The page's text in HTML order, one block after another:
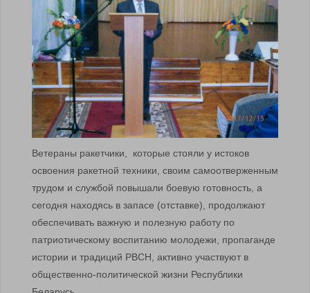
Ветераны ракетчики, которые стояли у истоков
освоения ракетной техники, своим самоотверженным
трудом и службой повышали боевую готовность, а
сегодня находясь в запасе (отставке), продолжают
обеспечивать важную и полезную работу по
патриотическому воспитанию молодежи, пропаганде
истории и традиций РВСН, активно участвуют в
общественно-политической жизни Республики